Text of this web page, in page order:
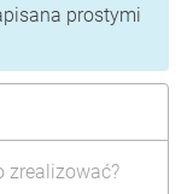
prostymi